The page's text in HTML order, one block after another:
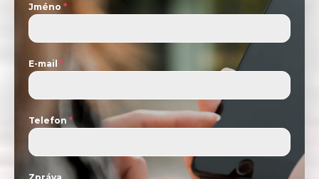
Jméno *
E-mail *
Telefon *